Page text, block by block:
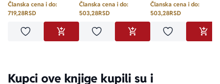
Članska cena i do:
719,28RSD
Dodaj u omiljeneDODAJ U KORPU
Članska cena i do:
503,28RSD
Dodaj u omiljeneDODAJ U KORPU
Članska cena i do:
503,28RSD
Dodaj u
Kupci ove knjige kupili su i